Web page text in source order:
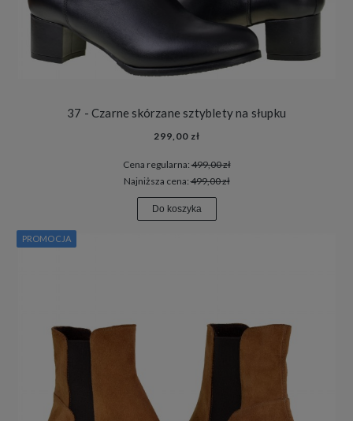
37 - Czarne skórzane sztyblety na słupku
299,00 zł
Cena regularna:499,00 zł
Najniższa cena:499,00 zł
Do koszyka
PROMOCJA